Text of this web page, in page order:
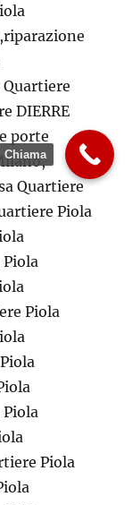
DIERRE
porte
Quartiere
Piola
Piola
Piola
Chiama